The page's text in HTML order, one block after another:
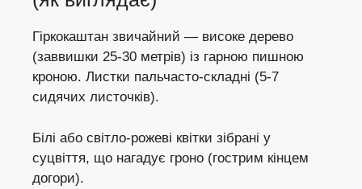
Гіркокаштан звичайний — високе дерево
(заввишки 25-30 метрів) із гарною пишною
кроною. Листки пальчасто-складні (5-7
сидячих листочків).
Білі або світло-рожеві квітки зібрані у
суцвіття, що нагадує гроно (гострим кінцем
догори).